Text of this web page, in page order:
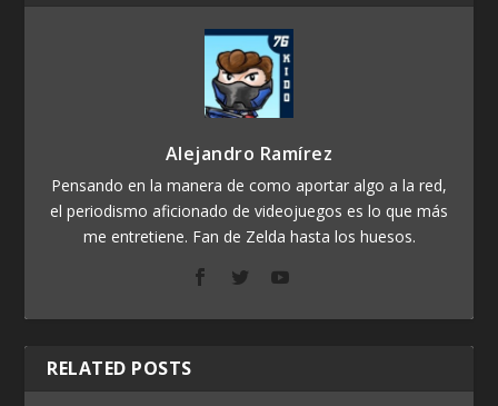
Alejandro Ramírez
Pensando en la manera de como aportar algo a la red,
el periodismo aficionado de videojuegos es lo que más
me entretiene. Fan de Zelda hasta los huesos.
RELATED POSTS